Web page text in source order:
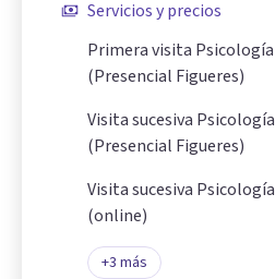
Servicios y precios
Primera visita Psicología
(Presencial Figueres)
Visita sucesiva Psicología
(Presencial Figueres)
Visita sucesiva Psicología
(online)
+3 más